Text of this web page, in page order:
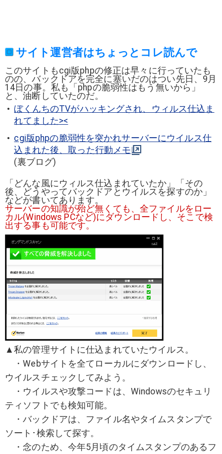
サイト運営者はちょっとコレ読んで
このサイトもcgi版phpの修正は早々に行っていたも
のの、バックドアを完全に塞いだのはつい先日、9月
14日の事。私も「phpの脆弱性はもう無いから」
と、油断していたのだ。
ぼくんちのTVがハッキングされ、ウィルス仕込ま
れてました><
cgi版phpの脆弱性を突かれサーバーにウイルス仕
込まれた後、取った行動メモ
(裏ブログ)
「どんな風にウィルス仕込まれていたか」「その
後、どうやってバックドアとウイルスを探すのか」
などが書いてあります。
サーバーの知識が殆ど無くても、全ファイルをロー
カル(Windows PCなど)にダウンロードし、そこで検
出する事も可能です。
▲私の管理サイトに仕込まれていたウイルス。
・Webサイトを全てローカルにダウンロードし、
ウイルスチェックしてみよう。
・ウイルスや攻撃コードは、Windowsのセキュリ
ティソフトでも検知可能。
・バックドアは、ファイル名やタイムスタンプで
ソート･検索して探す。
・念のため、今年5月頃のタイムスタンプのあるフ